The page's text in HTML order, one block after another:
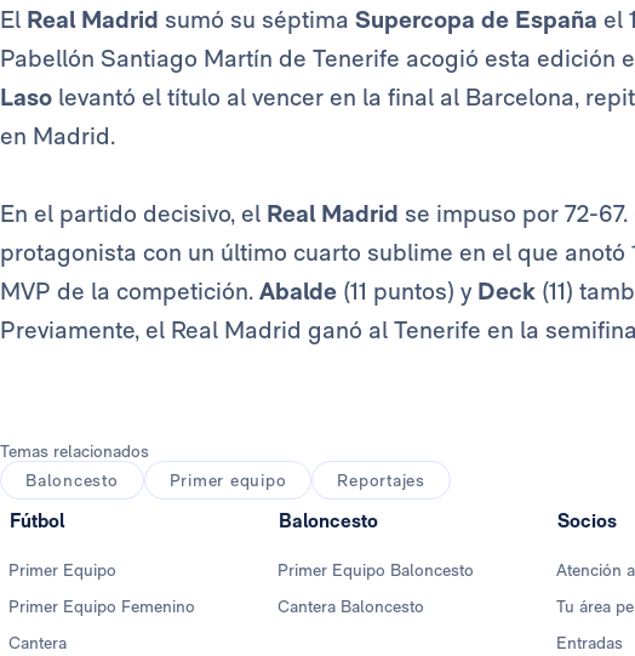
El Real Madrid sumó su séptima Supercopa de España el
Pabellón Santiago Martín de Tenerife acogió esta edición
Laso levantó el título al vencer en la final al Barcelona,
en Madrid.
En el partido decisivo, el Real Madrid se impuso por 72-67.
protagonista con un último cuarto sublime en el que anotó
MVP de la competición. Abalde (11 puntos) y Deck (11)
Previamente, el Real Madrid ganó al Tenerife en la
Temas relacionados
Baloncesto
Primer equipo Reportajes
Fútbol
Primer Equipo
Primer Equipo Femenino
Cantera
Baloncesto
Primer Equipo Baloncesto
Cantera Baloncesto
Socios
Atención
Tu área
Entradas